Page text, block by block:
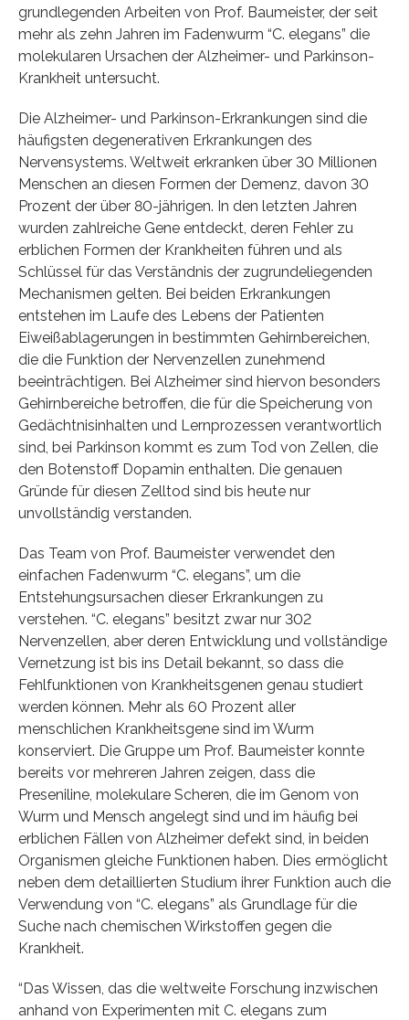
grundlegenden Arbeiten von Prof. Baumeister, der seit
mehr als zehn Jahren im Fadenwurm “C. elegans” die
molekularen Ursachen der Alzheimer- und Parkinson-
Krankheit untersucht.
Die Alzheimer- und Parkinson-Erkrankungen sind die
häufigsten degenerativen Erkrankungen des
Nervensystems. Weltweit erkranken über 30 Millionen
Menschen an diesen Formen der Demenz, davon 30
Prozent der über 80-jährigen. In den letzten Jahren
wurden zahlreiche Gene entdeckt, deren Fehler zu
erblichen Formen der Krankheiten führen und als
Schlüssel für das Verständnis der zugrundeliegenden
Mechanismen gelten. Bei beiden Erkrankungen
entstehen im Laufe des Lebens der Patienten
Eiweißablagerungen in bestimmten Gehirnbereichen,
die die Funktion der Nervenzellen zunehmend
beeinträchtigen. Bei Alzheimer sind hiervon besonders
Gehirnbereiche betroffen, die für die Speicherung von
Gedächtnisinhalten und Lernprozessen verantwortlich
sind, bei Parkinson kommt es zum Tod von Zellen, die
den Botenstoff Dopamin enthalten. Die genauen
Gründe für diesen Zelltod sind bis heute nur
unvollständig verstanden.
Das Team von Prof. Baumeister verwendet den
einfachen Fadenwurm “C. elegans”, um die
Entstehungsursachen dieser Erkrankungen zu
verstehen. “C. elegans” besitzt zwar nur 302
Nervenzellen, aber deren Entwicklung und vollständige
Vernetzung ist bis ins Detail bekannt, so dass die
Fehlfunktionen von Krankheitsgenen genau studiert
werden können. Mehr als 60 Prozent aller
menschlichen Krankheitsgene sind im Wurm
konserviert. Die Gruppe um Prof. Baumeister konnte
bereits vor mehreren Jahren zeigen, dass die
Preseniline, molekulare Scheren, die im Genom von
Wurm und Mensch angelegt sind und im häufig bei
erblichen Fällen von Alzheimer defekt sind, in beiden
Organismen gleiche Funktionen haben. Dies ermöglicht
neben dem detaillierten Studium ihrer Funktion auch die
Verwendung von “C. elegans” als Grundlage für die
Suche nach chemischen Wirkstoffen gegen die
Krankheit.
“Das Wissen, das die weltweite Forschung inzwischen
anhand von Experimenten mit C. elegans zum